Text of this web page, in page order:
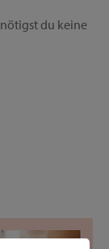
du keine